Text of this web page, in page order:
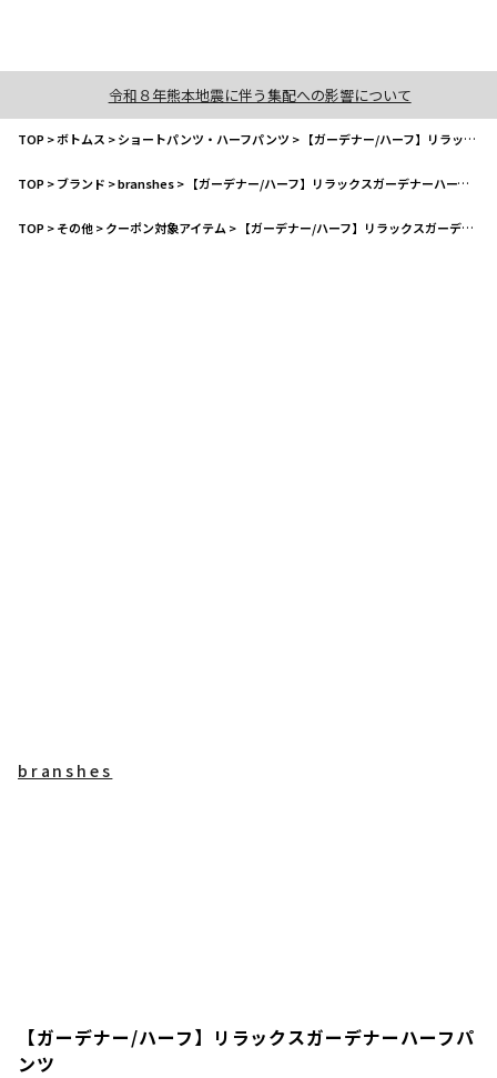
令和８年熊本地震に伴う集配への影響について
TOP>ボトムス >ショートパンツ・ハーフパンツ > 【ガーデナー/ハーフ】リラックスガーデナーハーフパンツ
TOP>ブランド >branshes> 【ガーデナー/ハーフ】リラックスガーデナーハーフパンツ
TOP>その他>クーポン対象アイテム > 【ガーデナー/ハーフ】リラックスガーデナーハーフパンツ
branshes
【ガーデナー/ハーフ】リラックスガーデナーハーフパ
ンツ